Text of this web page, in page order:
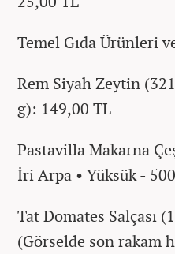
Temel Gıda Ürünleri
Rem Siyah Zeytin
g): 149,00 TL
Pastavilla Makarna
İri Arpa • Yüksük -
Tat Domates Salçası
(Görselde son rakam